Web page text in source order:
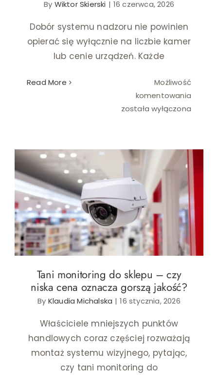
Wystrój wnętrz
By Wiktor Skierski | 16 czerwca, 2026
Dobór systemu nadzoru nie powinien
opierać się wyłącznie na liczbie kamer
lub cenie urządzeń. Każde
Read More
Możliwość
komentowania
firmy?
została wyłączona
Tani monitoring do sklepu – czy niska cena
oznacza gorszą jakość?
Tani monitoring do sklepu – czy
niska cena oznacza gorszą jakość?
By Klaudia Michalska | 16 stycznia, 2026
Właściciele mniejszych punktów
handlowych coraz częściej rozważają
montaż systemu wizyjnego, pytając,
czy tani monitoring do